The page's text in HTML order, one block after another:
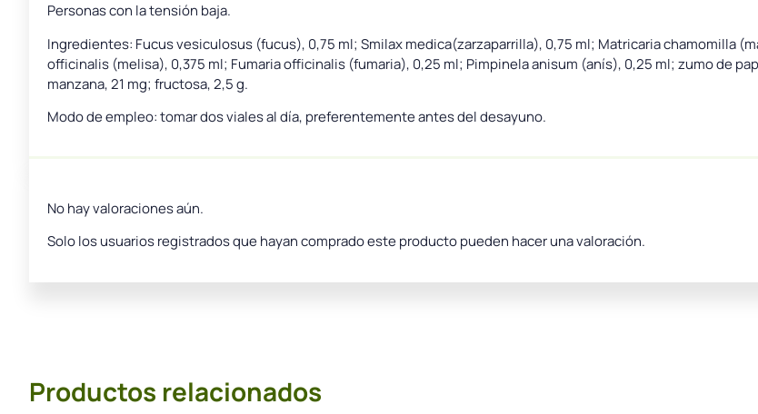
Personas con la tensión baja.
Ingredientes: Fucus vesiculosus (fucus), 0,75 ml; Smilax medica(zarzaparrilla), 0,75 ml; Matricaria chamomilla
officinalis (melisa), 0,375 ml; Fumaria officinalis (fumaria), 0,25 ml; Pimpinela anisum (anís), 0,25 ml; zumo de
manzana, 21 mg; fructosa, 2,5 g.
Modo de empleo: tomar dos viales al día, preferentemente antes del desayuno.
No hay valoraciones aún.
Solo los usuarios registrados que hayan comprado este producto pueden hacer una valoración.
Productos relacionados